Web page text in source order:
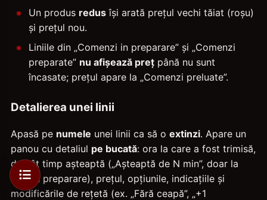
Un produs redus își arată prețul vechi tăiat (roșu)
și prețul nou.
Liniile din „Comenzi in preparare” și „Comenzi
preparate” nu afișează preț până nu sunt
încasate; prețul apare la „Comenzi preluate”.
Detalierea unei linii
Apasă pe numele unei linii ca să o extinzi. Apare un
panou cu detaliul pe bucată: ora la care a fost trimisă,
de cât timp așteaptă („Așteaptă de N min”, doar la
cele în preparare), prețul, opțiunile, indicațiile și
modificările de rețetă (ex. „Fără ceapă”, „+1